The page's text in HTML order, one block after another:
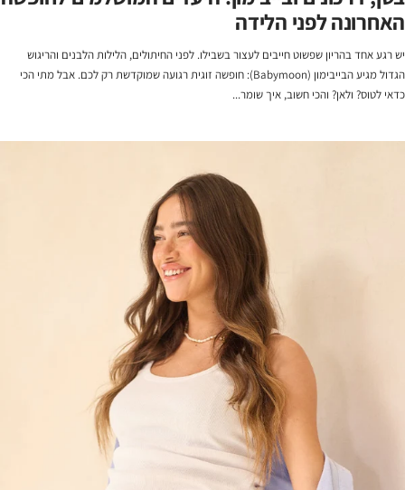
האחרונה לפני הלידה
יש רגע אחד בהריון שפשוט חייבים לעצור בשבילו. לפני החיתולים, הלילות הלבנים והריגוש
הגדול מגיע הבייבימון (Babymoon): חופשה זוגית רגועה שמוקדשת רק לכם. אבל מתי הכי
כדאי לטוס? ולאן? והכי חשוב, איך שומר...